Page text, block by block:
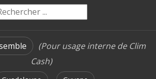
(Pour usage interne de Clim
Cash)